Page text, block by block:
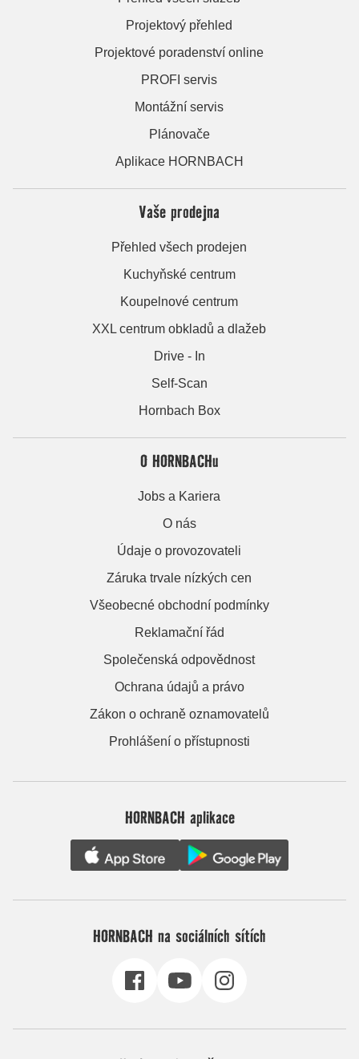
Projektový přehled
Projektové poradenství online
PROFI servis
Montážní servis
Plánovače
Aplikace HORNBACH
Vaše prodejna
Přehled všech prodejen
Kuchyňské centrum
Koupelnové centrum
XXL centrum obkladů a dlažeb
Drive - In
Self-Scan
Hornbach Box
O HORNBACHu
Jobs a Kariera
O nás
Údaje o provozovateli
Záruka trvale nízkých cen
Všeobecné obchodní podmínky
Reklamační řád
Společenská odpovědnost
Ochrana údajů a právo
Zákon o ochraně oznamovatelů
Prohlášení o přístupnosti
HORNBACH aplikace
HORNBACH na sociálních sítích